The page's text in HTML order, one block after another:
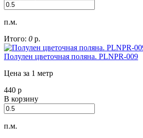
п.м.
Итого: 0 р.
Полулен цветочная поляна. PLNPR-009
Цена за 1 метр
440 р
В корзину
п.м.